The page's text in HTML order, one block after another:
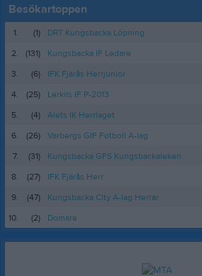
Besökartoppen
1. (1)
DRT Kungsbacka Löpning
2.
(131)
Kungsbacka IF Ledare
3.
(6)
IFK Fjärås Herrjunior
4.
(25)
Lerkils IF P-2013
5.
(4)
Alets IK Herrlaget
6.
(26)
Varbergs GIF Fotboll A-lag
7.
(31)
Kungsbacka GFS Kungsbackaleken
8.
(27)
IFK Fjärås Herr
9.
(47)
Kungsbacka City A-lag Herrar
10.
(2) Domare